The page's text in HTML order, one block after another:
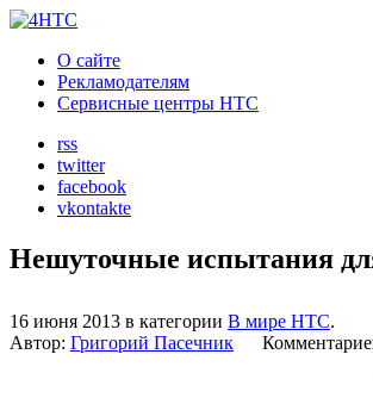
О сайте
Рекламодателям
Сервисные центры HTC
rss
twitter
facebook
vkontakte
Нешуточные испытания
16 июня 2013 в категории В мире HTC.
Автор: Григорий Пасечник